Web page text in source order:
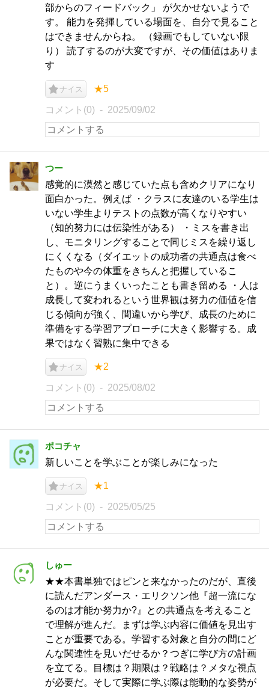
部からのフィードバック」 が欠かせないようで
す。 能力を発揮している場面を、自分で見ること
はできませんからね。 （録画でもしていない限
り） 読了するのが大変ですが、その価値はありま
す
ナイス ★5
コメント(0) 2025/09/02
つー
感覚的に漠然と感じていた点も含めクリアになり
面白かった。例えば ・クラスに友達のいる学生は
いない学生よりテストの点数が高くなりやすい
（知的努力には伝染性がある） ・ミスを書き出
し、モニタリングすることで同じミスを繰り返し
にくくなる（ダイエットの成功者の共通点は食べ
たものや今の体重をきちんと把握しているこ
と）。逆にうまくいったことも書き留める ・人は
成長して変われるという世界観は努力の価値を信
じる傾向が強く、間違いから学び、成長のために
準備をする学習アプローチに大きく影響する。成
果ではなく習熟に集中できる
ナイス ★2
コメント(0) 2025/08/02
ポコチャ
新しいことを学ぶことが楽しみになった
ナイス ★1
コメント(0) 2025/05/25
しゅー
★★本書単独ではピンと来なかったのだが、直後
に読んだアンダース・エリクソン他『超一流にな
るのは才能か努力か?』との共通点を考えること
で理解が進んだ。まずは学ぶ内容に価値を見出す
ことが重要である。学習する対象と自分の間にど
んな関連性を見いだせるか？つぎに学び方の計画
を立てる。目標は？期限は？戦略は？メタな視点
が必要だ。そして実際に学ぶ際は能動的な姿勢が